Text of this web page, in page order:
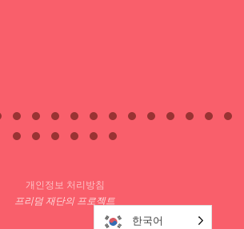
개인정보 처리방침
프리덤 재단의 프로젝트
한국어